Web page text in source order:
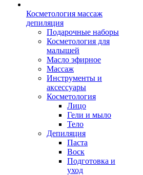
Косметология массаж
депиляция
Подарочные наборы
Косметология для
малышей
Масло эфирное
Массаж
Инструменты и
аксессуары
Косметология
Лицо
Гели и мыло
Тело
Депиляция
Паста
Воск
Подготовка и
уход